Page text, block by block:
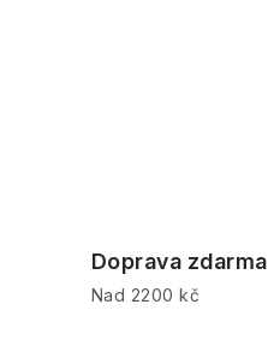
Doprava zdarma
Nad 2200 kč